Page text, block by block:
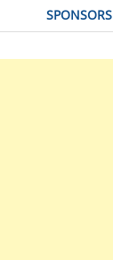
SPONSORS